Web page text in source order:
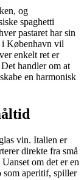
og
spaghetti
pastaret har sin
i København vil
enkelt ret er
handler om at
en harmonisk
vin. Italien er
direkte fra små
om det er en
som aperitif, spiller